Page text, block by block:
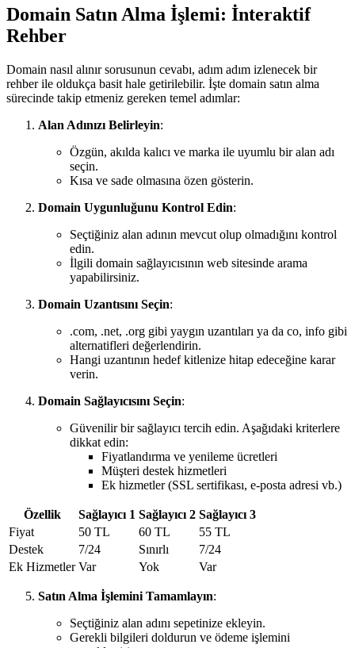
Domain Satın Alma İşlemi: İnteraktif
Rehber
Domain nasıl alınır sorusunun cevabı, adım adım izlenecek bir
rehber ile oldukça basit hale getirilebilir. İşte domain satın alma
sürecinde takip etmeniz gereken temel adımlar:
Alan Adınızı Belirleyin:
Özgün, akılda kalıcı ve marka ile uyumlu bir alan adı
seçin.
Kısa ve sade olmasına özen gösterin.
Domain Uygunluğunu Kontrol Edin:
Seçtiğiniz alan adının mevcut olup olmadığını kontrol
edin.
İlgili domain sağlayıcısının web sitesinde arama
yapabilirsiniz.
Domain Uzantısını Seçin:
.com, .net, .org gibi yaygın uzantıları ya da co, info gibi
alternatifleri değerlendirin.
Hangi uzantının hedef kitlenize hitap edeceğine karar
verin.
Domain Sağlayıcısını Seçin:
Güvenilir bir sağlayıcı tercih edin. Aşağıdaki kriterlere
dikkat edin:
Fiyatlandırma ve yenileme ücretleri
Müşteri destek hizmetleri
Ek hizmetler (SSL sertifikası, e-posta adresi vb.)
Özellik Sağlayıcı 1 Sağlayıcı 2 Sağlayıcı 3
Fiyat
50 TL 60 TL
55 TL
Destek
7/24 Sınırlı
7/24
Ek Hizmetler Var Yok Var
Satın Alma İşlemini Tamamlayın:
Seçtiğiniz alan adını sepetinize ekleyin.
Gerekli bilgileri doldurun ve ödeme işlemini